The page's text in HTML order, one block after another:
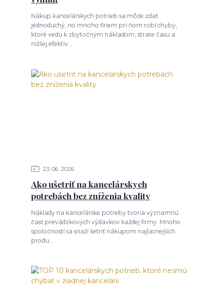
Nákup kancelárskych potrieb sa môže zdať
jednoduchý, no mnoho firiem pri ňom robí chyby,
ktoré vedú k zbytočným nákladom, strate času a
nižšej efektiv...
23 06 2026
Ako ušetriť na kancelárskych
potrebách bez zníženia kvality
Náklady na kancelárske potreby tvoria významnú
časť prevádzkových výdavkov každej firmy. Mnoho
spoločností sa snaží šetriť nákupom najlacnejších
produ...